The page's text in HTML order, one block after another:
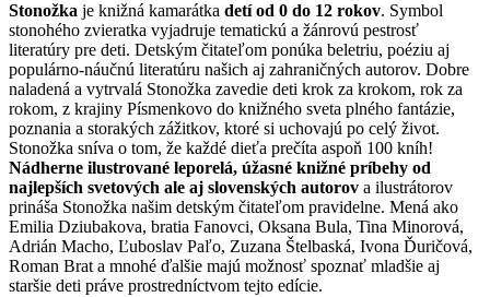
Stonožka je knižná kamarátka detí od 0 do 12 rokov. Symbol
stonohého zvieratka vyjadruje tematickú a žánrovú pestrosť
literatúry pre deti. Detským čitateľom ponúka beletriu, poéziu aj
populárno-náučnú literatúru našich aj zahraničných autorov. Dobre
naladená a vytrvalá Stonožka zavedie deti krok za krokom, rok za
rokom, z krajiny Písmenkovo do knižného sveta plného fantázie,
poznania a storakých zážitkov, ktoré si uchovajú po celý život.
Stonožka sníva o tom, že každé dieťa prečíta aspoň 100 kníh!
Nádherne ilustrované leporelá, úžasné knižné príbehy od
najlepších svetových ale aj slovenských autorov a ilustrátorov
prináša Stonožka našim detským čitateľom pravidelne. Mená ako
Emilia Dziubakova, bratia Fanovci, Oksana Bula, Tina Minorová,
Adrián Macho, Ľuboslav Paľo, Zuzana Štelbaská, Ivona Ďuričová,
Roman Brat a mnohé ďalšie majú možnosť spoznať mladšie aj
staršie deti práve prostredníctvom tejto edície.